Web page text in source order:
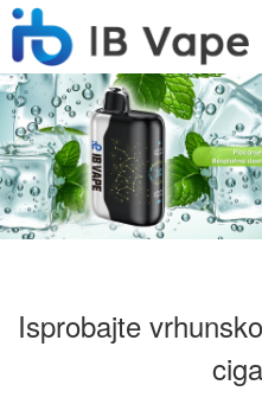
Isprobajte